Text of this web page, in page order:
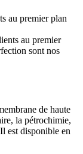
au premier plan
au premier
sont nos
de haute
la pétrochimie,
est disponible en